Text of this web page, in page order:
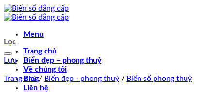
Chuyển
đến
dung
Menu
Trang chủ
Biển đẹp – phong thuỷ
Về chúng tôi
Blog
Liên hệ
Lọc
Lưu
Trang chủ / Biển đẹp - phong thuỷ / Biển số phong thuỷ